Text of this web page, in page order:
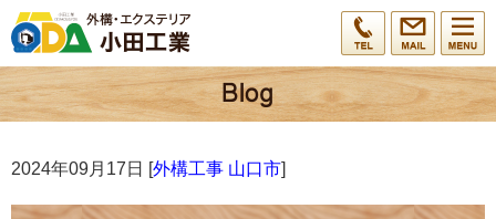
2024年09月17日 [外構工事 山口市]